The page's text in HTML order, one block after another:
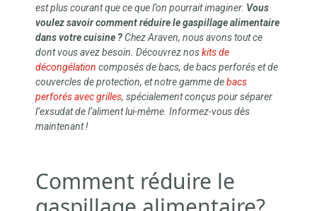
est plus courant que ce que l’on pourrait imaginer. Vous
voulez savoir comment réduire le gaspillage alimentaire
dans votre cuisine ? Chez Araven, nous avons tout ce
dont vous avez besoin. Découvrez noskits de
décongélation composés de bacs, de bacs perforés et de
couvercles de protection, et notre gamme debacs
perforés avec grilles, spécialement conçus pour séparer
l’exsudat de l’aliment lui-même. Informez-vous dès
maintenant !
Comment réduire le